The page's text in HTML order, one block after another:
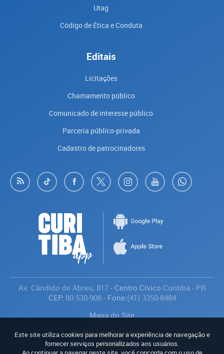
Utag
Código de Ética e Conduta
Editais
Licitações
Chamamento público
Comunicado de interesse público
Parceria público-privada
Cadastro de patrocinadores
Av. Cândido de Abreu, 817- Centro Cívico Curitiba - PR
CEP: 80.530-908- Fone:(41) 3350-8484
Mapa do Site
Política de Privacidade
Avaliar
Este site utiliza cookies para melhorar a experiência de navegação e
fornecer serviços personalizados aos usuários.